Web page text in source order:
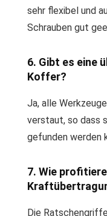
sehr flexibel und
Schrauben gut
6. Gibt es eine
Koffer?
Ja, alle
verstaut, so dass
gefunden werden
7. Wie
Die